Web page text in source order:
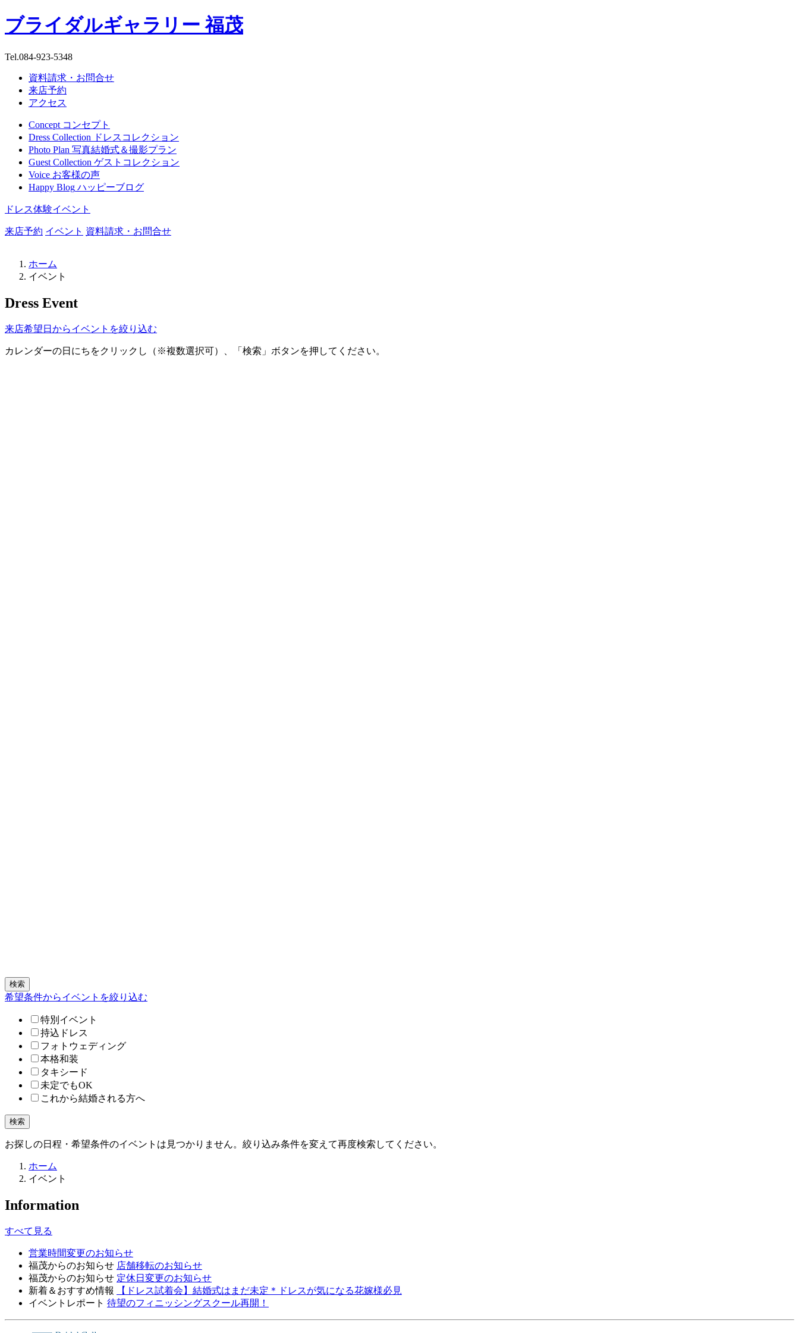
ブライダルギャラリー 福茂
Tel.084-923-5348
資料請求・お問合せ
来店予約
アクセス
Concept コンセプト
Dress Collection ドレスコレクション
Photo Plan 写真結婚式＆撮影プラン
Guest Collection ゲストコレクション
Voice お客様の声
Happy Blog ハッピーブログ
ドレス体験イベント
来店予約 イベント 資料請求・お問合せ
ホーム
イベント
Dress Event
来店希望日からイベントを絞り込む
カレンダーの日にちをクリックし（※複数選択可）、「検索」ボタンを押してください。
検索
希望条件からイベントを絞り込む
特別イベント
持込ドレス
フォトウェディング
本格和装
タキシード
未定でもOK
これから結婚される方へ
検索
お探しの日程・希望条件のイベントは見つかりません。絞り込み条件を変えて再度検索してください。
ホーム
イベント
Information
すべて見る
営業時間変更のお知らせ
福茂からのお知らせ 店舗移転のお知らせ
福茂からのお知らせ 定休日変更のお知らせ
新着＆おすすめ情報
【ドレス試着会】結婚式はまだ未定＊ドレスが気になる花嫁様必見
イベントレポート 待望のフィニッシングスクール再開！